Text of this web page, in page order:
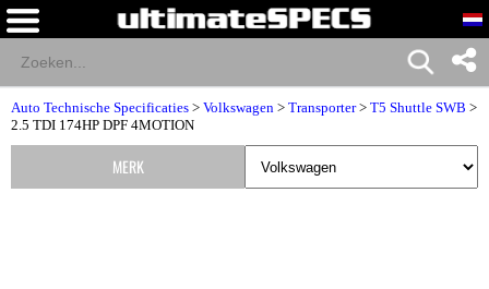
Auto Technische Specificaties > Volkswagen > Transporter> T5 Shuttle SWB >
2.5 TDI 174HP DPF 4MOTION
MERK